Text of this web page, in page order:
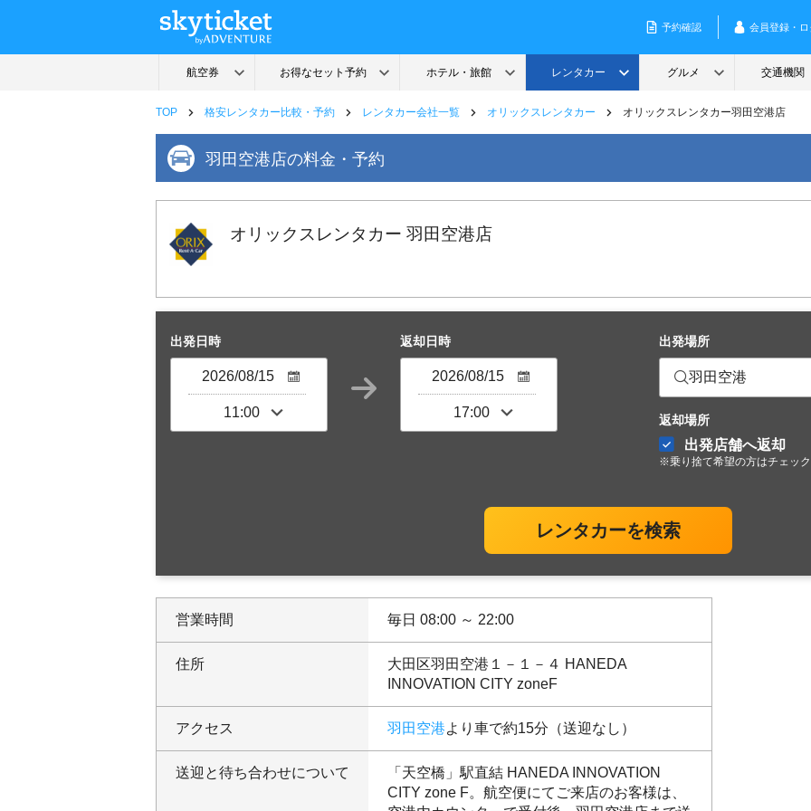
TOP 格安レンタカー比較・予約 レンタカー会社一覧 オリックスレンタカー オリックスレンタカー羽田空港店
羽田空港店の料金・予約
オリックスレンタカー 羽田空港店
出発日時 返却日時 出発場所
羽田空港
返却場所
出発店舗へ返却
※乗り捨て希望の方はチェッ
レンタカーを検索
営業時間 毎日 08:00 ～ 22:00
住所
大田区羽田空港１－１－４ HANEDA
INNOVATION CITY zoneF
アクセス 羽田空港より車で約15分（送迎なし）
送迎と待ち合わせについて
「天空橋」駅直結 HANEDA INNOVATION
CITY zone F。航空便にてご来店のお客様は、